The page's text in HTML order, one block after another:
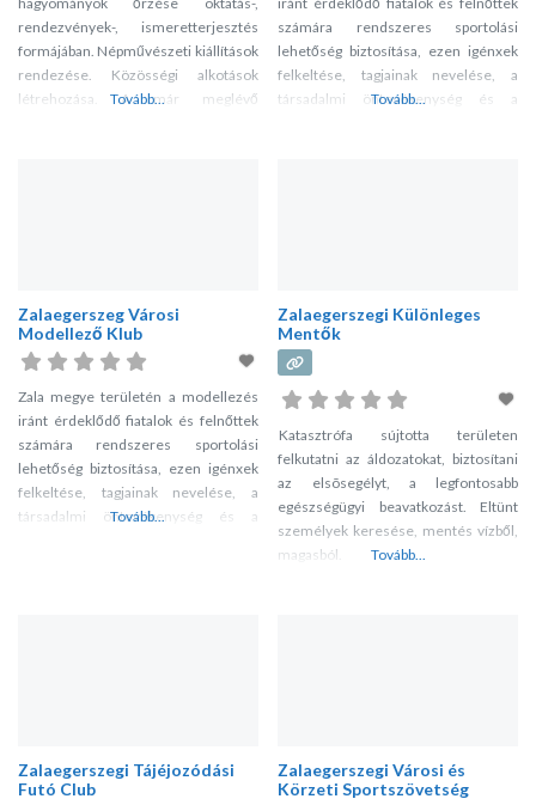
rendezvények-, ismeretterjesztés
formájában. Népművészeti kiállítások
rendezése. Közösségi alkotások
létrehozása. A már meglévő
Események: Nyitott Műhelygalériák
napja a Kézművesek Házában
Zalaegerszegen; Az Országos
Fesztiválnak és
Tovább...
számára rendszeres sportolási
lehetőség biztosítása, ezen igénxek
felkeltése, tagjainak nevelése, a
társadalmi öntevékenység és a
Tovább...
Zalaegerszeg Városi
Modellező Klub
Zala megye területén a modellezés
iránt érdeklődő fiatalok és felnőttek
számára rendszeres sportolási
lehetőség biztosítása, ezen igénxek
felkeltése, tagjainak nevelése, a
társadalmi öntevékenység és a
Tovább...
Zalaegerszegi Különleges
Mentők
Katasztrófa sújtotta területen
felkutatni az áldozatokat, biztosítani
az elsõsegélyt, a legfontosabb
egészségügyi beavatkozást. Eltünt
személyek keresése, mentés vízből,
magasból.
Tovább...
Zalaegerszegi Tájéjozódási
Futó Club
Zalaegerszegi Városi és
Körzeti Sportszövetség